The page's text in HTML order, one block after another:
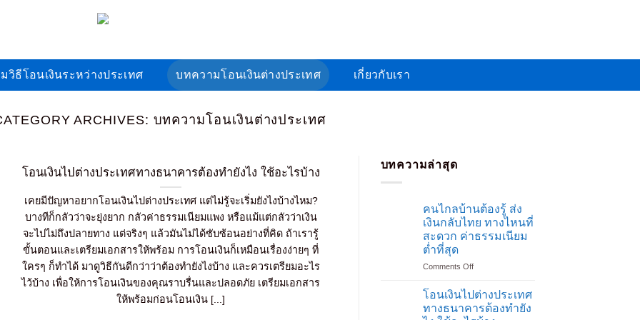
วิธีโอนเงินระหว่างประเทศ บทความโอนเงินต่างประเทศ เกี่ยวกับเรา
ARCHIVES: บทความโอนเงินต่างประเทศ
โอนเงินไปต่างประเทศทางธนาคารต้องทำยังไง ใช้อะไรบ้าง
เคยมีปัญหาอยากโอนเงินไปต่างประเทศ แต่ไม่รู้จะเริ่มยังไงบ้างไหม?
บางทีก็กลัวว่าจะยุ่งยาก กลัวค่าธรรมเนียมแพง หรือแม้แต่กลัวว่าเงิน
จะไปไม่ถึงปลายทาง แต่จริงๆ แล้วมันไม่ได้ซับซ้อนอย่างที่คิด ถ้าเรารู้
ขั้นตอนและเตรียมเอกสารให้พร้อม การโอนเงินก็เหมือนเรื่องง่ายๆ ที่
ใครๆ ก็ทำได้ มาดูวิธีกันดีกว่าว่าต้องทำยังไงบ้าง และควรเตรียมอะไร
ไว้บ้าง เพื่อให้การโอนเงินของคุณราบรื่นและปลอดภัย เตรียมเอกสาร
ให้พร้อมก่อนโอนเงิน [...]
บทความล่าสุด
คนไกลบ้านต้องรู้ ส่ง
เงินกลับไทย ทางไหนที่
สะดวก ค่าธรรมเนียม
ต่ำที่สุด
Comments Offon
ไกล
บ้าน
ต้อง
โอนเงินไปต่างประเทศ
ทางธนาคารต้องทำยัง